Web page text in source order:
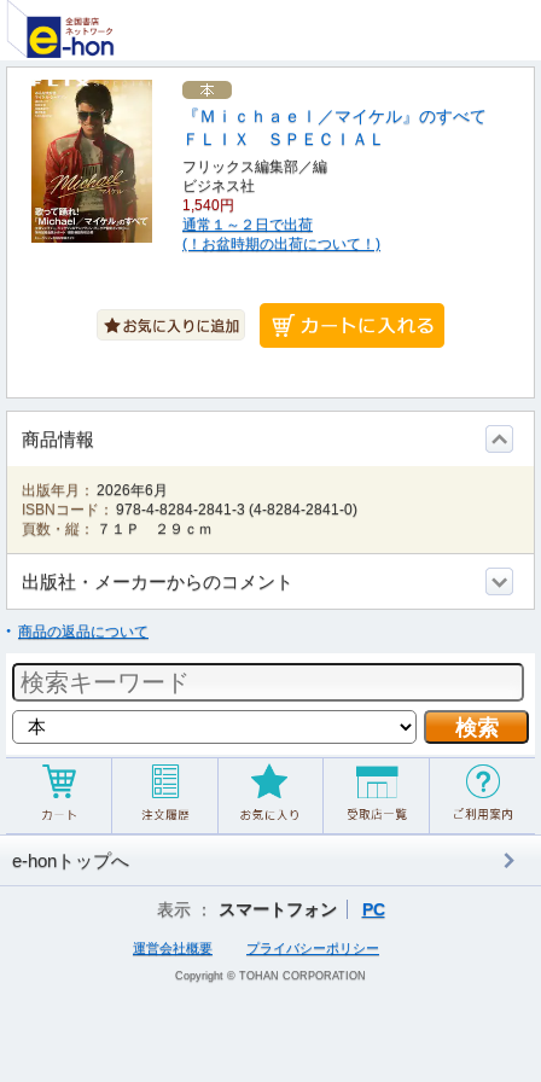
『Ｍｉｃｈａｅｌ／マイケル』のすべて
ＦＬＩＸ ＳＰＥＣＩＡＬ
フリックス編集部／編
ビジネス社
1,540円
通常１～２日で出荷
(！お盆時期の出荷について！)
商品情報
出版年月： 2026年6月
ISBNコード： 978-4-8284-2841-3 (4-8284-2841-0)
頁数・縦：
７１Ｐ ２９ｃｍ
出版社・メーカーからのコメント
商品の返品について
e-honトップへ
表示 ： スマートフォン PC
運営会社概要 プライバシーポリシー
Copyright © TOHAN CORPORATION